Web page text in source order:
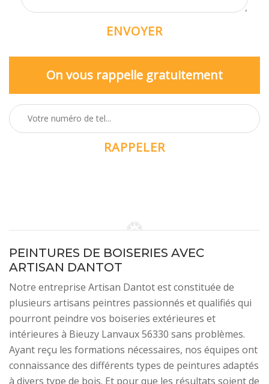
On vous rappelle gratuitement
PEINTURES DE BOISERIES AVEC
ARTISAN DANTOT
Notre entreprise Artisan Dantot est constituée de
plusieurs artisans peintres passionnés et qualifiés qui
pourront peindre vos boiseries extérieures et
intérieures à Bieuzy Lanvaux 56330 sans problèmes.
Ayant reçu les formations nécessaires, nos équipes ont
connaissance des différents types de peintures adaptés
à divers type de bois. Et pour que les résultats soient de